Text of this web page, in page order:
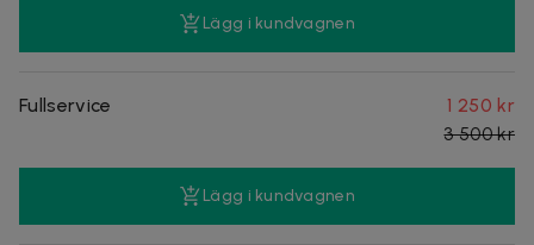
Lägg i kundvagnen
Fullservice
1 250 kr
3 500 kr
Lägg i kundvagnen